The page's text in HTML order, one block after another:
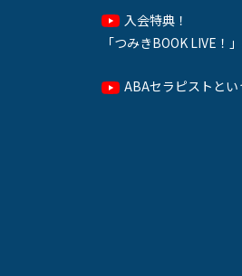
入会特典！
「つみきBOOK LIVE！
ABAセラピストとい